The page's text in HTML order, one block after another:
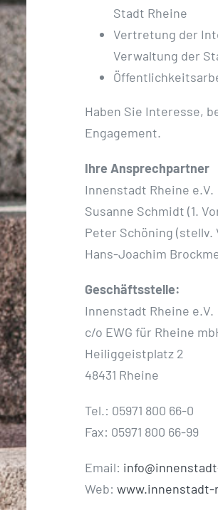
Stadt Rheine
Vertretung der
Verwaltung der
Haben Sie Interesse,
Engagement.
Ihre Ansprechpartner
Innenstadt Rheine e.V.
Susanne Schmidt (1.
Peter Schöning (stellv.
Hans-Joachim
Geschäftsstelle:
Innenstadt Rheine e.V.
c/o EWG für Rheine
Heiliggeistplatz 2
48431 Rheine
Tel.: 05971 800 66-0
Fax: 05971 800 66-99
Email:
Web:www.innenstadt-